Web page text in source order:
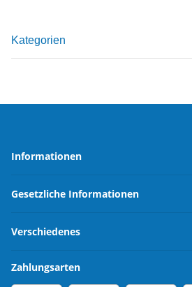
Kategorien
Informationen
Gesetzliche Informationen
Verschiedenes
Zahlungsarten